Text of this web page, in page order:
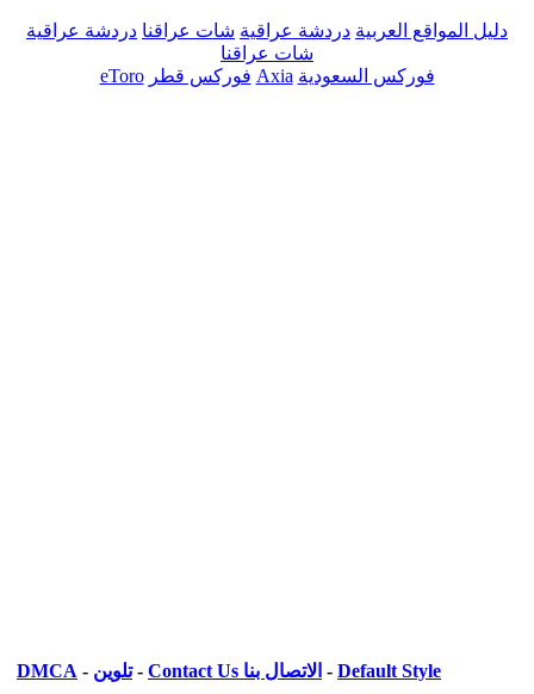
دليل المواقع العربية دردشة عراقية شات عراقنا دردشة عراقية
شات عراقنا
فوركس السعودية Axia فوركس قطر eToro
Default Style
- الاتصال بنا Contact Us -تلوين -
DMCA